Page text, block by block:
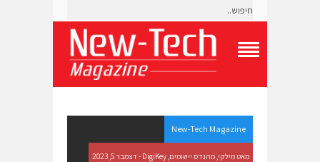
g
l
e
N
a
New-Tech Magazine
מאט מילקי, מהנדס יישומים, DigiKey - דצמבר 5, 2023